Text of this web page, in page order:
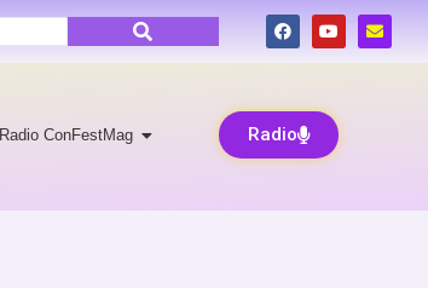
Radio ConFestMag Radio